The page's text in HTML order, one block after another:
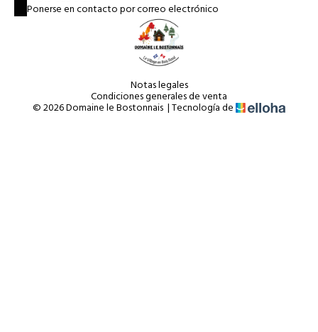
Ponerse en contacto por correo electrónico
Notas legales
Condiciones generales de venta
© 2026 Domaine le Bostonnais |Tecnología de